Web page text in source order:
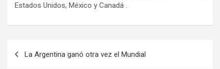
Estados Unidos, México y Canadá .
La Argentina ganó otra vez el Mundial